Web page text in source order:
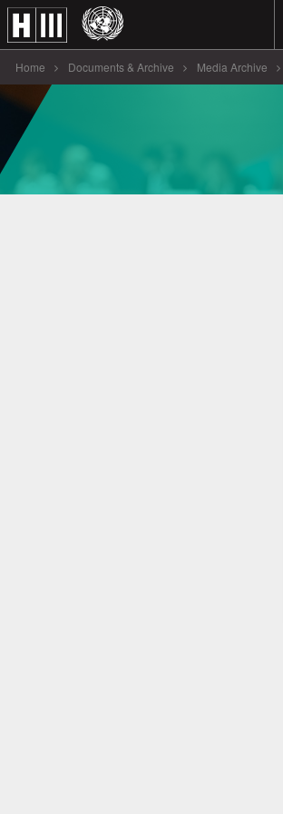
Home Documents & Archive Media Archive